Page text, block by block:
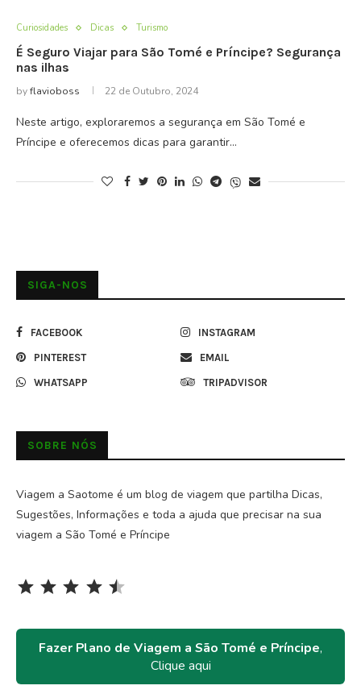
Curiosidades Dicas Turismo
É Seguro Viajar para São Tomé e Príncipe? Segurança
nas ilhas
byflavioboss 22 de Outubro, 2024
Neste artigo, exploraremos a segurança em São Tomé e
Príncipe e oferecemos dicas para garantir…
SIGA-NOS
FACEBOOK INSTAGRAM
PINTEREST EMAIL
WHATSAPP TRIPADVISOR
SOBRE NÓS
Viagem a Saotome é um blog de viagem que partilha Dicas,
Sugestões, Informações e toda a ajuda que precisar na sua
viagem a São Tomé e Príncipe
⭐⭐⭐ ⭐⭐
Fazer Plano de Viagem a São Tomé e Príncipe,
Clique aqui